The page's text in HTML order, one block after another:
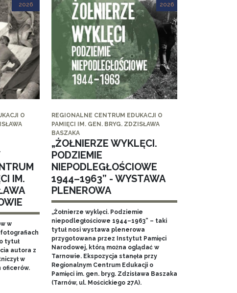
2026
O
IM.
w
tytuł
autora z
w
oficerów.
2026
REGIONALNE CENTRUM EDUKACJI O
PAMIĘCI IM. GEN. BRYG. ZDZISŁAWA
BASZAKA
„ŻOŁNIERZE WYKLĘCI.
PODZIEMIE
NIEPODLEGŁOŚCIOWE
1944–1963” - WYSTAWA
PLENEROWA
„Żołnierze wyklęci. Podziemie
niepodległościowe 1944–1963” – taki
tytuł nosi wystawa plenerowa
przygotowana przez Instytut Pamięci
Narodowej, którą można oglądać w
Tarnowie. Ekspozycja stanęła przy
Regionalnym Centrum Edukacji o
Pamięci im. gen. bryg. Zdzisława Baszaka
(Tarnów, ul. Mościckiego 27A).